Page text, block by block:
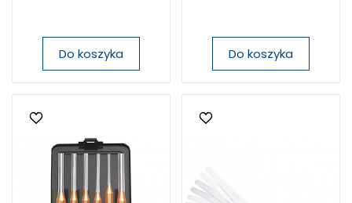
Do koszyka Do koszyka